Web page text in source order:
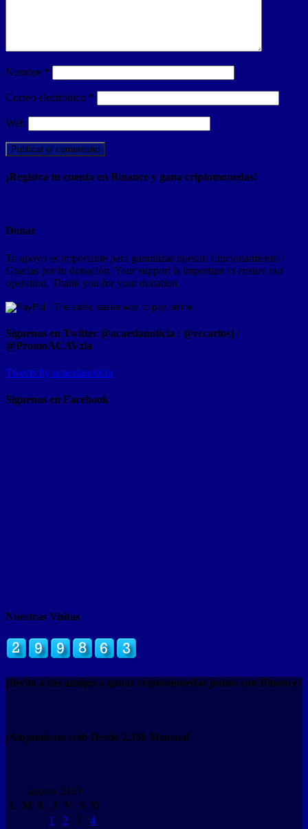
Nombre *
Correo electrónico *
Web
¡Registra tu cuenta en Binance y gana criptomonedas!
Donar
Tu apoyo es importante para garantizar nuestro funcionamiento /
Gracias por tu donación. Your support is important to ensure our
operation. Thank you for your donation.
Síguenos en Twitter @acaeslanoticia / @rccarlosj /
@PromoACAVzla
Tweets by acaeslanoticia
Siguenos en Facebook
Nuestras Visitas
¡Invita a tus amigos a ganar criptomonedas juntos con Binance!
¡Alojamiento web Desde 2.35$ Mensual
agosto 2019
L M X J V S D
1
2 3
4